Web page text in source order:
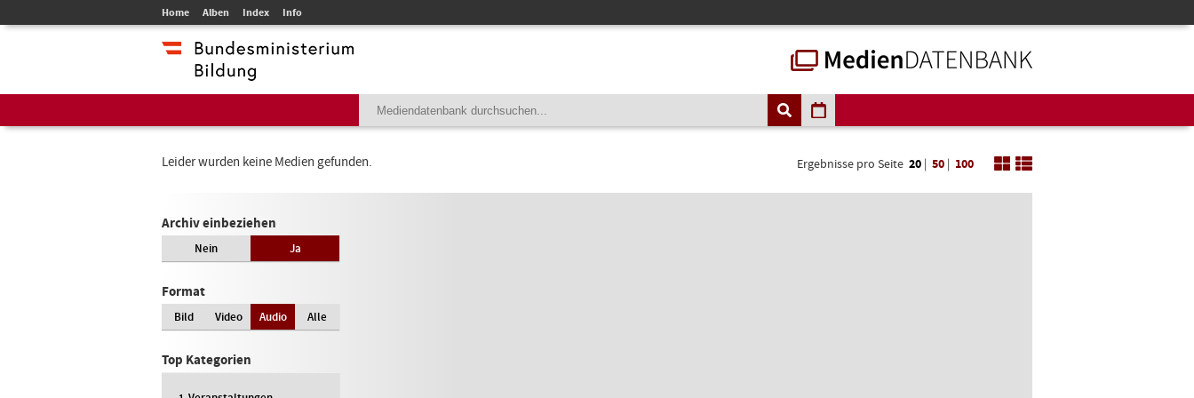
Home Alben Index Info
Leider wurden keine Medien gefunden. Ergebnisse pro Seite 20 | 50 | 100
Archiv einbeziehen
Nein Ja
Format
Bild Video Audio Alle
Top Kategorien